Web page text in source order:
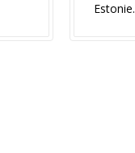
Estonie.